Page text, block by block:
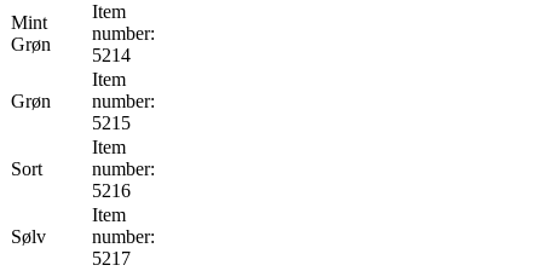
Mint
Grøn
Item
number:
5214
Grøn
Item
number:
5215
Sort
Item
number:
5216
Sølv
Item
number:
5217